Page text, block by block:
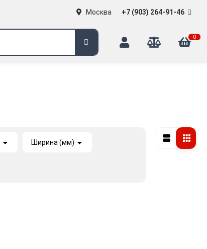
Москва +7 (903) 264-91-46
0
Ширина (мм)